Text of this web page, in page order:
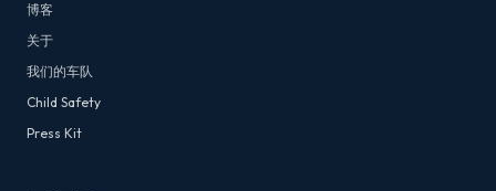
博客
关于
我们的车队
Child Safety
Press Kit